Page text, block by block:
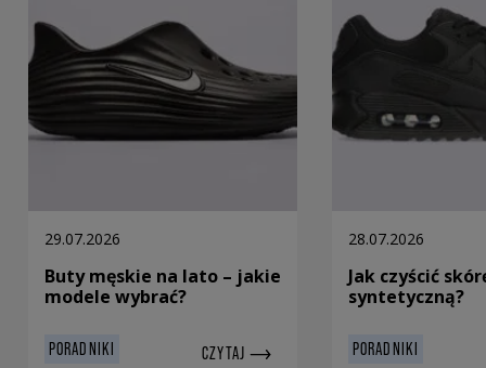
29.07.2026
Buty męskie na lato – jakie
modele wybrać?
PORADNIKI CZYTAJ
28.07.2026
Jak czyścić
syntetyczną?
PORADNIKI